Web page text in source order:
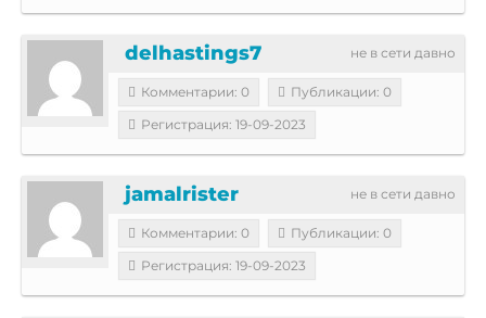
не в сети давно
delhastings7
Комментарии: 0
Публикации: 0
Регистрация: 19-09-2023
не в сети давно
jamalrister
Комментарии: 0
Публикации: 0
Регистрация: 19-09-2023